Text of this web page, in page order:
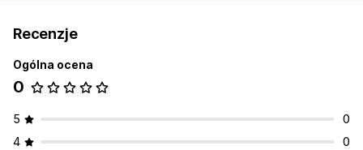
Recenzje
Ogólna ocena
0
5
0
4
0